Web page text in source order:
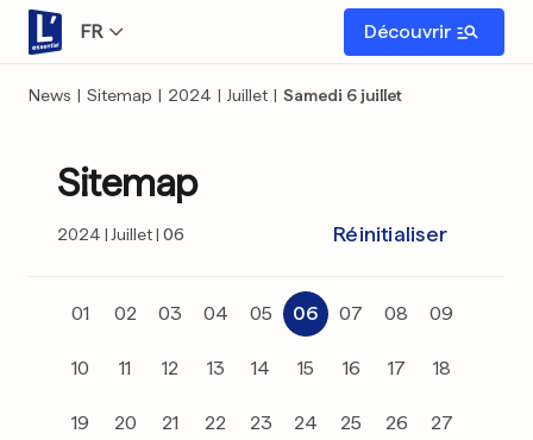
FR Découvrir
News | Sitemap | 2024 | Juillet | Samedi 6 juillet
Sitemap
2024 Juillet 06 Réinitialiser
01 02 03 04 05 06 07 08 09
10 11 12 13 14 15 16 17 18
19 20 21 22 23 24 25 26 27